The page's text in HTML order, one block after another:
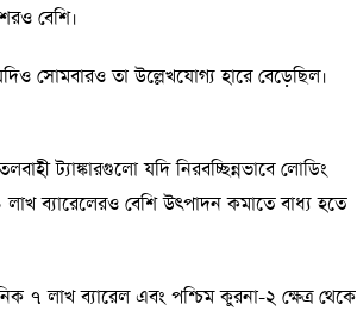
বেশি।
সোমবারও তা উল্লেখযোগ্য হারে বেড়েছিল।
ট্যাঙ্কারগুলো যদি নিরবচ্ছিন্নভাবে লোডিং
ব্যারেলেরও বেশি উৎপাদন কমাতে বাধ্য হতে
৭ লাখ ব্যারেল এবং পশ্চিম কুরনা-২ ক্ষেত্র থেকে